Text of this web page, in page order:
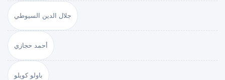
جلال الدين السيوطي
أحمد حجازي
باولو كويلو